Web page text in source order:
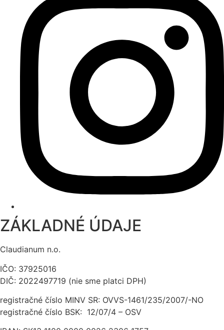
ZÁKLADNÉ ÚDAJE
Claudianum n.o.
IČO: 37925016
DIČ: 2022497719 (nie sme platci DPH)
registračné číslo MINV SR: OVVS-1461/235/2007/-NO
registračné číslo BSK: 12/07/4 – OSV